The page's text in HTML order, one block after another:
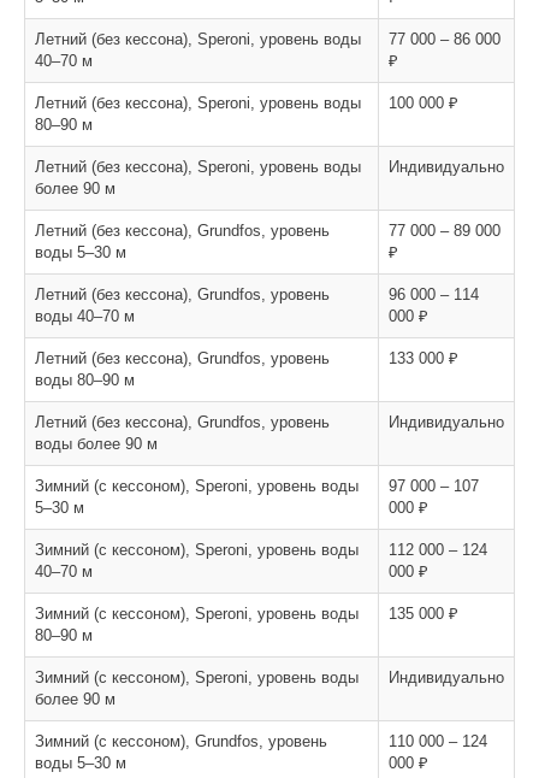
Летний (без кессона), Speroni, уровень воды
40–70 м
77 000 – 86 000
₽
Летний (без кессона), Speroni, уровень воды
80–90 м
100 000 ₽
Летний (без кессона), Speroni, уровень воды
более 90 м
Индивидуально
Летний (без кессона), Grundfos, уровень
воды 5–30 м
77 000 – 89 000
₽
Летний (без кессона), Grundfos, уровень
воды 40–70 м
96 000 – 114
000 ₽
Летний (без кессона), Grundfos, уровень
воды 80–90 м
133 000 ₽
Летний (без кессона), Grundfos, уровень
воды более 90 м
Индивидуально
Зимний (с кессоном), Speroni, уровень воды
5–30 м
97 000 – 107
000 ₽
Зимний (с кессоном), Speroni, уровень воды
40–70 м
112 000 – 124
000 ₽
Зимний (с кессоном), Speroni, уровень воды
80–90 м
135 000 ₽
Зимний (с кессоном), Speroni, уровень воды
более 90 м
Индивидуально
Зимний (с кессоном), Grundfos, уровень
воды 5–30 м
110 000 – 124
000 ₽